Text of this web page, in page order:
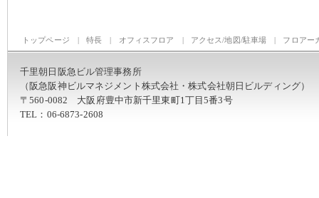
トップページ | 特長 | オフィスフロア | アクセス/地図/駐車場 | フロアー
千里朝日阪急ビル管理事務所
（阪急阪神ビルマネジメント株式会社・株式会社朝日ビルディング）
〒560-0082 大阪府豊中市新千里東町1丁目5番3号
TEL：06-6873-2608